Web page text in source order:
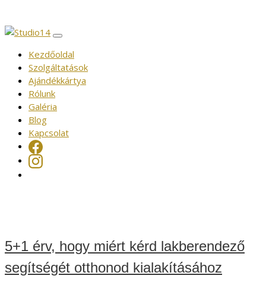
Kezdőoldal
Szolgáltatások
Ajándékkártya
Rólunk
Galéria
Blog
Kapcsolat
5+1 érv, hogy miért kérd lakberendező
segítségét otthonod kialakításához